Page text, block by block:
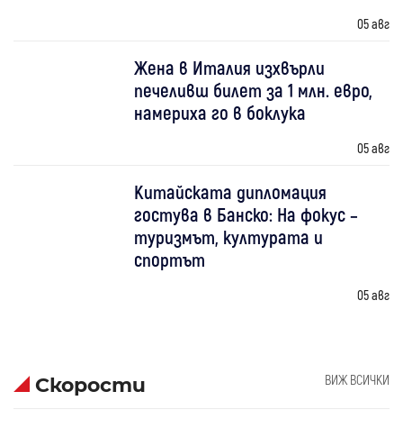
05 авг
Жена в Италия изхвърли
печеливш билет за 1 млн. евро,
намериха го в боклука
05 авг
Китайската дипломация
гостува в Банско: На фокус –
туризмът, културата и
спортът
05 авг
Скорости ВИЖ ВСИЧКИ